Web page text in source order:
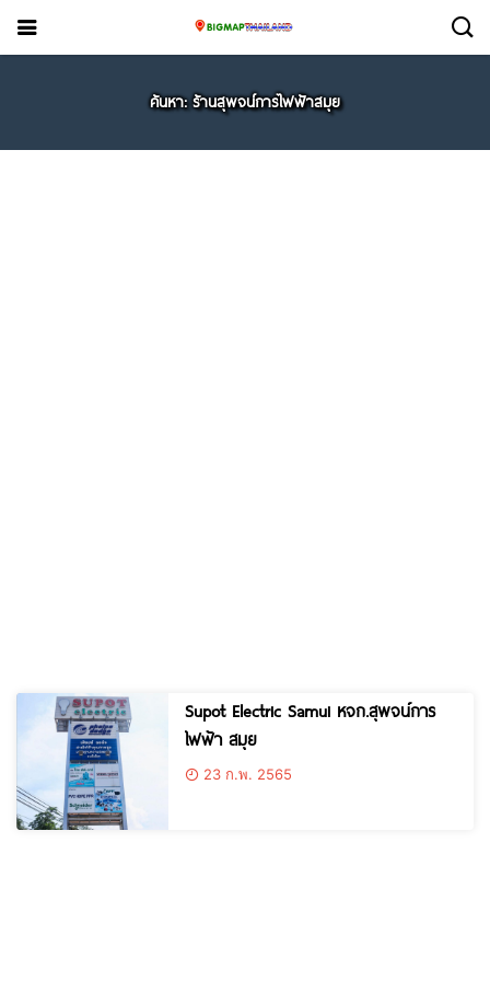
ค้นหา: ร้านสุพจน์การไฟฟ้าสมุย
Supot Electric Samui หจก.สุพจน์การ
ไฟฟ้า สมุย
23 ก.พ. 2565